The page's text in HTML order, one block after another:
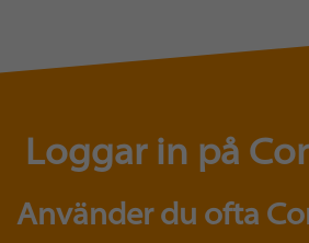
Loggar in på
Använder du ofta